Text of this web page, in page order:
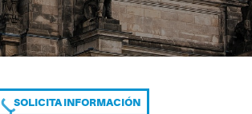
SOLICITA INFORMACIÓN